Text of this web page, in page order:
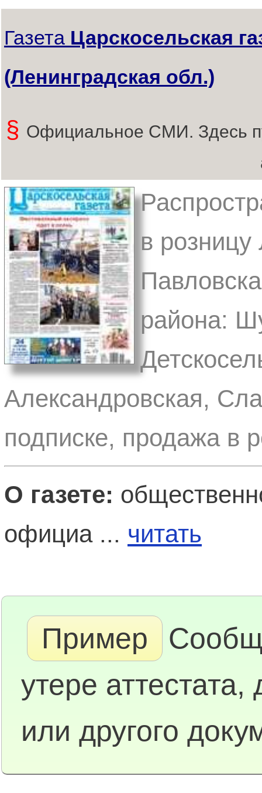
Газета Царскосельская
(Ленинградская обл.)
§ Официальное СМИ. Здесь
в
района:
Александровская,
подписке, продажа в
О газете:
официа ... читать
Пример
утере
или другого